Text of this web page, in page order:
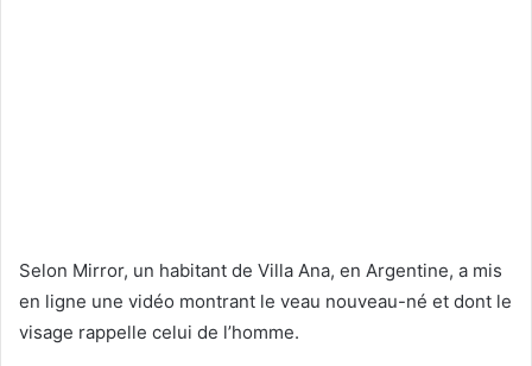
Selon Mirror, un habitant de Villa Ana, en Argentine, a mis
en ligne une vidéo montrant le veau nouveau-né et dont le
visage rappelle celui de l’homme.